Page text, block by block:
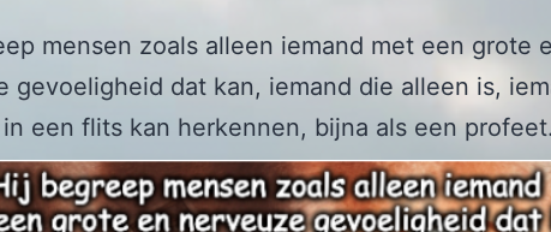
mensen zoals alleen iemand met een grote
gevoeligheid dat kan, iemand die alleen is,
een flits kan herkennen, bijna als een profeet.